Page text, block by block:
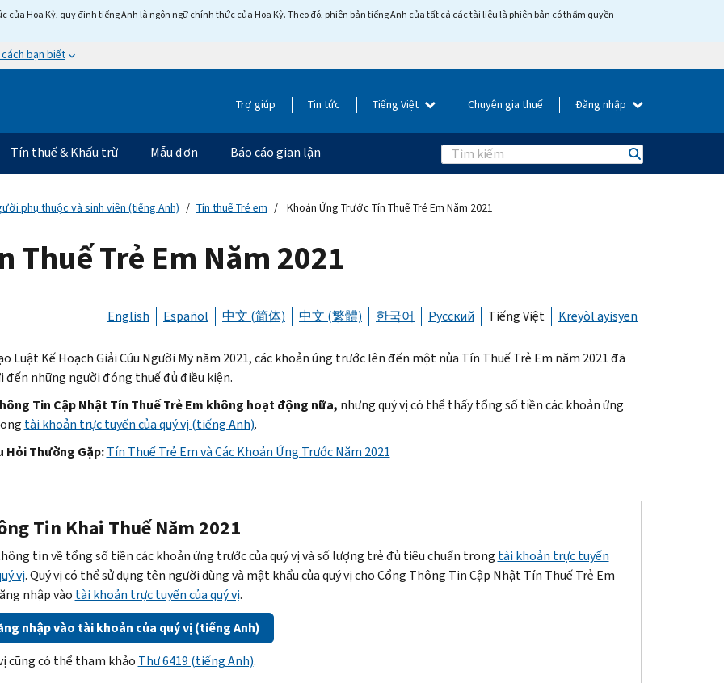
của Hoa Kỳ, quy định tiếng Anh là ngôn ngữ chính thức của Hoa Kỳ. Theo đó, phiên bản tiếng Anh của tất cả các tài liệu là phiên bản có thẩm quyền
bạn biết
Trợ giúp Tin tức Tiếng Việt Chuyên gia thuế Đăng nhập
Tín thuế & Khấu trừ Mẫu đơn Báo cáo gian lận Search
phụ thuộc và sinh viên (tiếng Anh) Tín thuế Trẻ em Khoản Ứng Trước Tín Thuế Trẻ Em Năm 2021
Thuế Trẻ Em Năm 2021
English Español 中文 (简体) 中文 (繁體) 한국어 Русский Tiếng Việt Kreyòl ayisyen
Luật Kế Hoạch Giải Cứu Người Mỹ năm 2021, các khoản ứng trước lên đến một nửa Tín Thuế Trẻ Em năm 2021 đã
đến những người đóng thuế đủ điều kiện.
Tin Cập Nhật Tín Thuế Trẻ Em không hoạt động nữa, nhưng quý vị có thể thấy tổng số tiền các khoản ứng
tài khoản trực tuyến của quý vị (tiếng Anh).
Hỏi Thường Gặp: Tín Thuế Trẻ Em và Các Khoản Ứng Trước Năm 2021
Tin Khai Thuế Năm 2021
tin về tổng số tiền các khoản ứng trước của quý vị và số lượng trẻ đủ tiêu chuẩn trong tài khoản trực tuyến
vị. Quý vị có thể sử dụng tên người dùng và mật khẩu của quý vị cho Cổng Thông Tin Cập Nhật Tín Thuế Trẻ Em
nhập vào tài khoản trực tuyến của quý vị.
nhập vào tài khoản của quý vị (tiếng Anh)
cũng có thể tham khảo Thư 6419 (tiếng Anh).